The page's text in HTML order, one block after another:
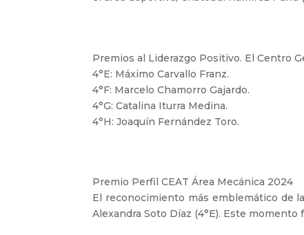
Premios al Liderazgo Positivo. El Centro
4°E: Máximo Carvallo Franz.
4°F: Marcelo Chamorro Gajardo.
4°G: Catalina Iturra Medina.
4°H: Joaquín Fernández Toro.
Premio Perfil CEAT Área Mecánica 2024
El reconocimiento más emblemático de
Alexandra Soto Díaz (4°E). Este